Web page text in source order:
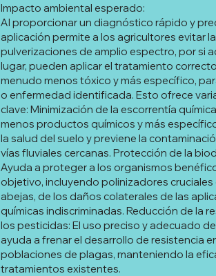
Al proporcionar un diagnóstico rápido y
aplicación permite a los agricultores evitar
pulverizaciones de amplio espectro, por si
lugar, pueden aplicar el tratamiento
menudo menos tóxico y más específico,
o enfermedad identificada. Esto ofrece
clave: Minimización de la escorrentía
menos productos químicos y más
la salud del suelo y previene la
vías fluviales cercanas. Protección de la
Ayuda a proteger a los organismos
objetivo, incluyendo polinizadores cruciales
abejas, de los daños colaterales de las
químicas indiscriminadas. Reducción de la
los pesticidas: El uso preciso y adecuado
ayuda a frenar el desarrollo de resistencia
poblaciones de plagas, manteniendo la
tratamientos existentes.
Impacto ambiental esperado: